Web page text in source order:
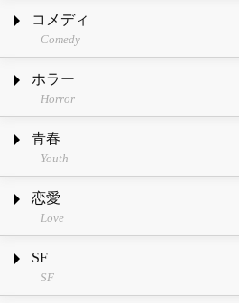
コメディ
Comedy
ホラー
Horror
青春
Youth
恋愛
Love
SF
SF